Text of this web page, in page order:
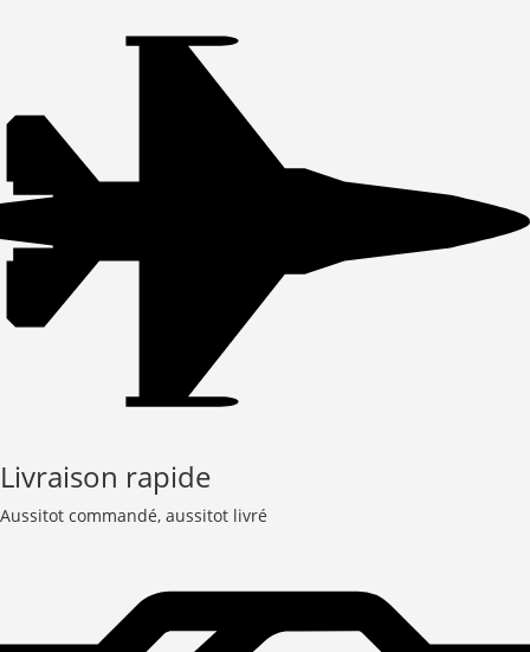
Livraison rapide
Aussitot commandé, aussitot livré